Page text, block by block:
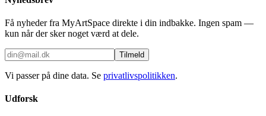
Få nyheder fra MyArtSpace direkte i din indbakke. Ingen spam —
kun når der sker noget værd at dele.
Tilmeld
Vi passer på dine data. Se privatlivspolitikken.
Udforsk